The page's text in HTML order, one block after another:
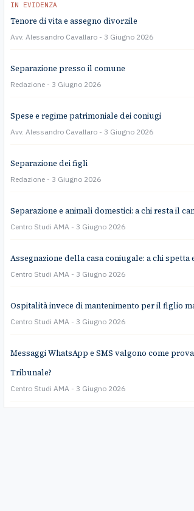
IN EVIDENZA
Tenore di vita e assegno divorzile
Avv. Alessandro Cavallaro 3 Giugno 2026
Separazione presso il comune
Redazione 3 Giugno 2026
Spese e regime patrimoniale dei coniugi
Avv. Alessandro Cavallaro 3 Giugno 2026
Separazione dei figli
Redazione 3 Giugno 2026
Separazione e animali domestici: a chi resta il
Centro Studi AMA 3 Giugno 2026
Assegnazione della casa coniugale: a chi spetta
Centro Studi AMA 3 Giugno 2026
Ospitalità invece di mantenimento per il figlio
Centro Studi AMA 3 Giugno 2026
Messaggi WhatsApp e SMS valgono come
Tribunale?
Centro Studi AMA 3 Giugno 2026